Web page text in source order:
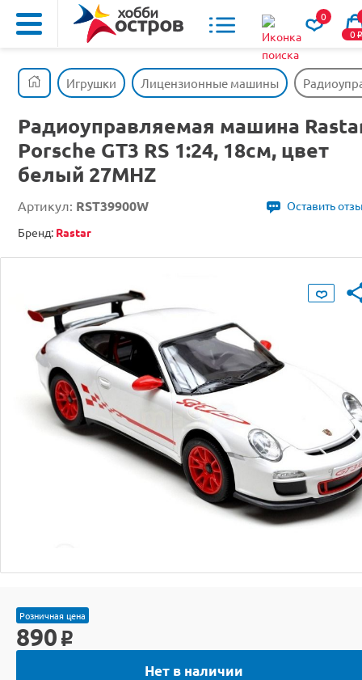
0
0o
Игрушки Лицензионные машины
Радиоуправляемая машина
Porsche GT3 RS 1:24, 18см, цвет
белый 27MHZ
Артикул: RST39900W
Оставить
Бренд: Rastar
Розничная цена
890 o
Нет в наличии